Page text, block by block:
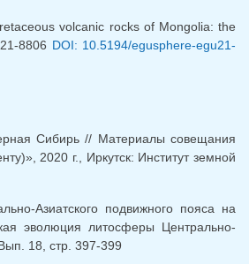
volcanic rocks of Mongolia: the
8806 DOI: 10.5194/egusphere-egu21-
Сибирь // Материалы совещания
2020 г., Иркутск: Институт земной
Азиатского подвижного пояса на
эволюция литосферы Центрально-
18, стр. 397-399